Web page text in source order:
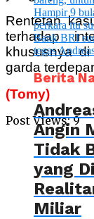
Rentetan
terhadap
khususnya
garda
(Tomy)
Post Views: 9
Berita
Angin
Tidak
yang
Miliar